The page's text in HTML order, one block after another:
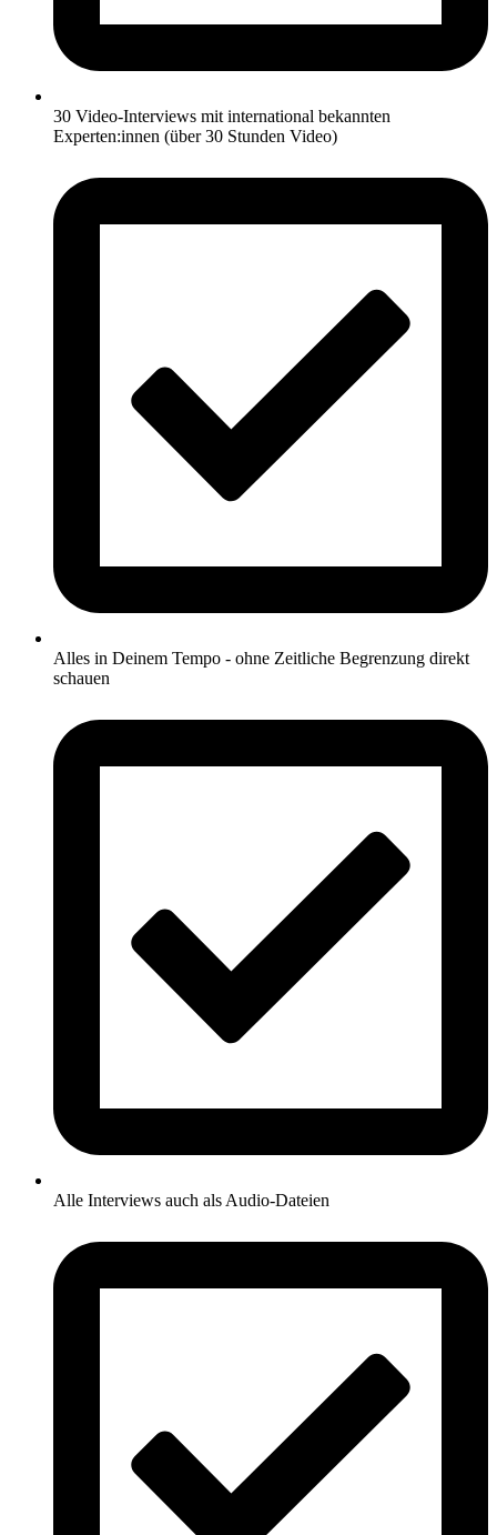
30 Video-Interviews mit international bekannten
Experten:innen (über 30 Stunden Video)
Alles in Deinem Tempo - ohne Zeitliche Begrenzung direkt
schauen
Alle Interviews auch als Audio-Dateien